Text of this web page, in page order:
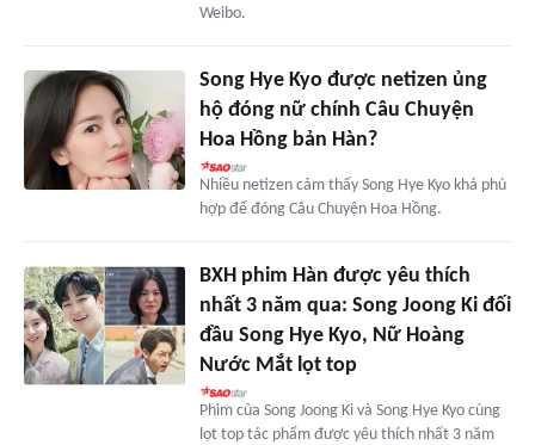
Weibo.
Song Hye Kyo được netizen ủng
hộ đóng nữ chính Câu Chuyện
Hoa Hồng bản Hàn?
Nhiều netizen cảm thấy Song Hye Kyo khá phù
hợp để đóng Câu Chuyện Hoa Hồng.
BXH phim Hàn được yêu thích
nhất 3 năm qua: Song Joong Ki đối
đầu Song Hye Kyo, Nữ Hoàng
Nước Mắt lọt top
Phim của Song Joong Ki và Song Hye Kyo cùng
lọt top tác phẩm được yêu thích nhất 3 năm